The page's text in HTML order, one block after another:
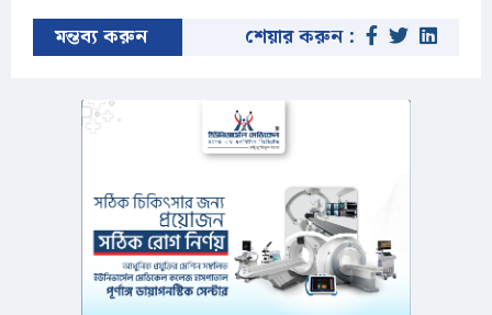
মন্তব্য করুন শেয়ার করুন :